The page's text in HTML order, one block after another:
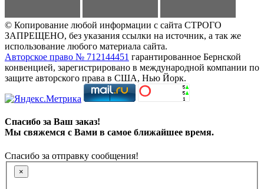
© Копирование любой информации с сайта СТРОГО
ЗАПРЕЩЕНО, без указания ссылки на источник, а так же
использование любого материала сайта.
Авторское право № 712144451 гарантированное Бернской
конвенцией, зарегистрировано в международной компании по
защите авторского права в США, Нью Йорк.
Спасибо за Ваш заказ!
Мы свяжемся с Вами в самое ближайшее время.
Спасибо за отправку сообщения!
×